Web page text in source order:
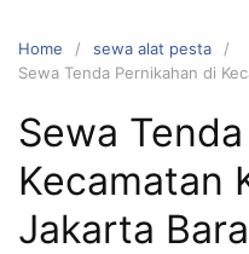
Home
sewa alat pesta
Sewa Tenda Pernikahan di
Sewa
Kecamatan
Jakarta